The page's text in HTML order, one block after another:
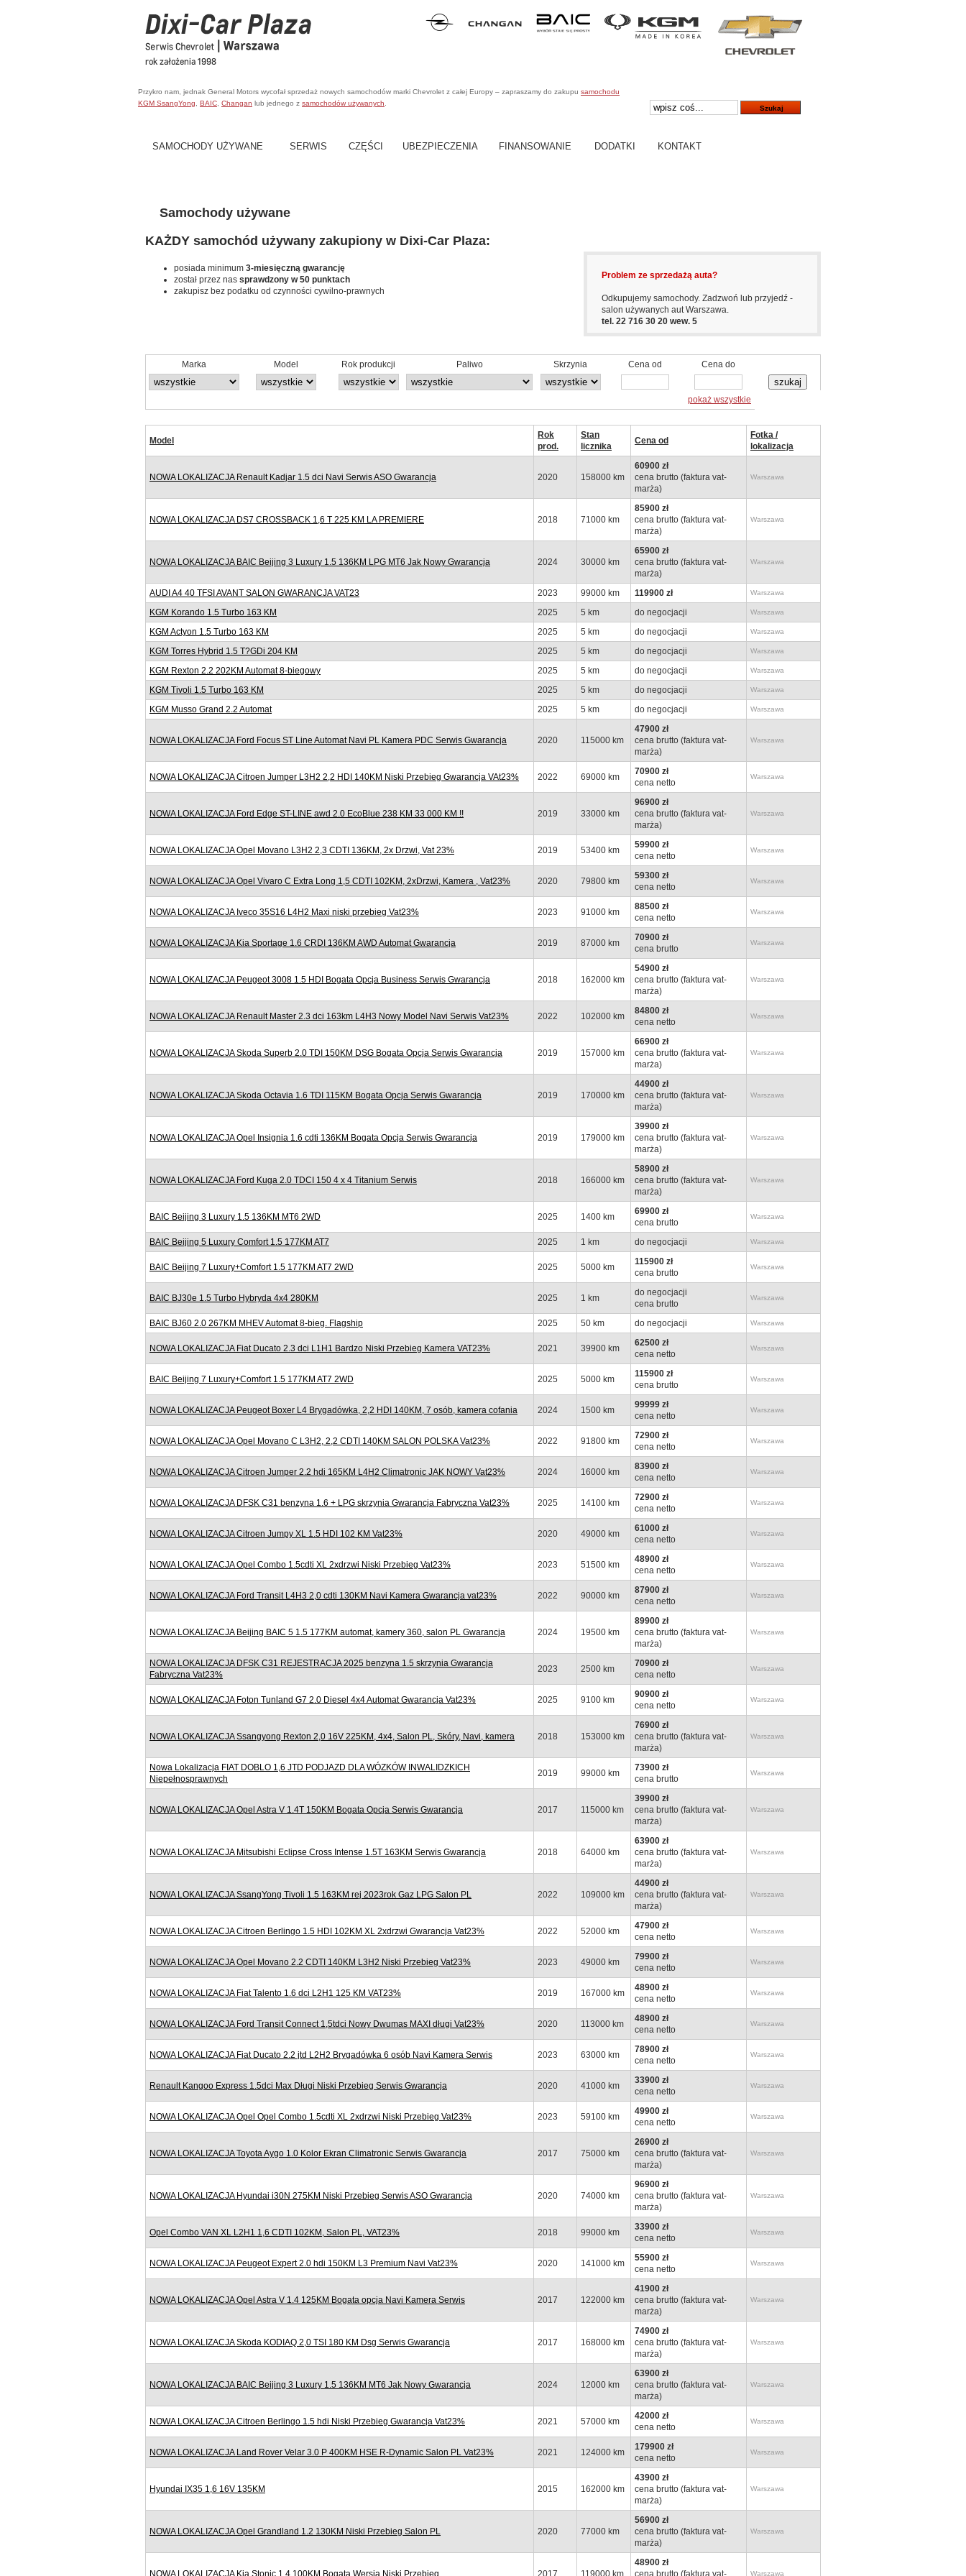
Przykro nam, jednak General Motors wycofał sprzedaż nowych samochodów marki Chevrolet z całej Europy – zapraszamy do zakupu samochodu
KGM SsangYong
BAIC Changan lub jednego z samochodów używanych
SAMOCHODY UŻYWANE SERWIS CZĘŚCI UBEZPIECZENIA FINANSOWANIE DODATKI KONTAKT
Samochody używane
Problem ze sprzedażą auta?
Odkupujemy samochody. Zadzwoń lub przyjedź -
salon używanych aut Warszawa.
tel. 22 716 30 20 wew. 5
KAŻDY samochód używany zakupiony w Dixi-Car Plaza:
posiada minimum 3-miesięczną gwarancję
został przez nas sprawdzony w 50 punktach
zakupisz bez podatku od czynności cywilno-prawnych
Marka Model Rok produkcji Paliwo Skrzynia Cena od Cena do
pokaż wszystkie
Model
Rok
prod.
Stan
licznika
Cena od
Fotka /
lokalizacja
NOWA LOKALIZACJA Renault Kadjar 1.5 dci Navi Serwis ASO Gwarancja 2020 158000 km
60900 zł
cena brutto (faktura vat-
marża)
Warszawa
NOWA LOKALIZACJA DS7 CROSSBACK 1,6 T 225 KM LA PREMIERE 2018 71000 km
85900 zł
cena brutto (faktura vat-
marża)
Warszawa
NOWA LOKALIZACJA BAIC Beijing 3 Luxury 1.5 136KM LPG MT6 Jak Nowy Gwarancja 2024 30000 km
65900 zł
cena brutto (faktura vat-
marża)
Warszawa
AUDI A4 40 TFSI AVANT SALON GWARANCJA VAT23 2023 99000 km 119900 zł Warszawa
KGM Korando 1.5 Turbo 163 KM 2025 5 km do negocjacji Warszawa
KGM Actyon 1.5 Turbo 163 KM 2025 5 km do negocjacji Warszawa
KGM Torres Hybrid 1.5 T?GDi 204 KM 2025 5 km do negocjacji Warszawa
KGM Rexton 2.2 202KM Automat 8-biegowy 2025 5 km do negocjacji Warszawa
KGM Tivoli 1.5 Turbo 163 KM 2025 5 km do negocjacji Warszawa
KGM Musso Grand 2.2 Automat 2025 5 km do negocjacji Warszawa
NOWA LOKALIZACJA Ford Focus ST Line Automat Navi PL Kamera PDC Serwis Gwarancja 2020 115000 km
47900 zł
cena brutto (faktura vat-
marża)
Warszawa
NOWA LOKALIZACJA Citroen Jumper L3H2 2,2 HDI 140KM Niski Przebieg Gwarancja VAt23% 2022 69000 km
70900 zł
cena netto
Warszawa
NOWA LOKALIZACJA Ford Edge ST-LINE awd 2.0 EcoBlue 238 KM 33 000 KM !! 2019 33000 km
96900 zł
cena brutto (faktura vat-
marża)
Warszawa
NOWA LOKALIZACJA Opel Movano L3H2 2,3 CDTI 136KM, 2x Drzwi, Vat 23% 2019 53400 km
59900 zł
cena netto
Warszawa
NOWA LOKALIZACJA Opel Vivaro C Extra Long 1,5 CDTI 102KM, 2xDrzwi, Kamera , Vat23% 2020 79800 km
59300 zł
cena netto
Warszawa
NOWA LOKALIZACJA Iveco 35S16 L4H2 Maxi niski przebieg Vat23% 2023 91000 km
88500 zł
cena netto
Warszawa
NOWA LOKALIZACJA Kia Sportage 1.6 CRDI 136KM AWD Automat Gwarancja 2019 87000 km
70900 zł
cena brutto
Warszawa
NOWA LOKALIZACJA Peugeot 3008 1.5 HDI Bogata Opcja Business Serwis Gwarancja 2018 162000 km
54900 zł
cena brutto (faktura vat-
marża)
Warszawa
NOWA LOKALIZACJA Renault Master 2.3 dci 163km L4H3 Nowy Model Navi Serwis Vat23% 2022 102000 km
84800 zł
cena netto
Warszawa
NOWA LOKALIZACJA Skoda Superb 2.0 TDI 150KM DSG Bogata Opcja Serwis Gwarancja 2019 157000 km
66900 zł
cena brutto (faktura vat-
marża)
Warszawa
NOWA LOKALIZACJA Skoda Octavia 1.6 TDI 115KM Bogata Opcja Serwis Gwarancja 2019 170000 km
44900 zł
cena brutto (faktura vat-
marża)
Warszawa
NOWA LOKALIZACJA Opel Insignia 1.6 cdti 136KM Bogata Opcja Serwis Gwarancja 2019 179000 km
39900 zł
cena brutto (faktura vat-
marża)
Warszawa
NOWA LOKALIZACJA Ford Kuga 2.0 TDCI 150 4 x 4 Titanium Serwis 2018 166000 km
58900 zł
cena brutto (faktura vat-
marża)
Warszawa
BAIC Beijing 3 Luxury 1.5 136KM MT6 2WD 2025 1400 km
69900 zł
cena brutto
Warszawa
BAIC Beijing 5 Luxury Comfort 1.5 177KM AT7 2025 1 km do negocjacji Warszawa
BAIC Beijing 7 Luxury+Comfort 1.5 177KM AT7 2WD 2025 5000 km
115900 zł
cena brutto
Warszawa
BAIC BJ30e 1.5 Turbo Hybryda 4x4 280KM 2025 1 km
do negocjacji
cena brutto
Warszawa
BAIC BJ60 2.0 267KM MHEV Automat 8-bieg. Flagship 2025 50 km do negocjacji Warszawa
NOWA LOKALIZACJA Fiat Ducato 2.3 dci L1H1 Bardzo Niski Przebieg Kamera VAT23% 2021 39900 km
62500 zł
cena netto
Warszawa
BAIC Beijing 7 Luxury+Comfort 1.5 177KM AT7 2WD 2025 5000 km
115900 zł
cena brutto
Warszawa
NOWA LOKALIZACJA Peugeot Boxer L4 Brygadówka, 2,2 HDI 140KM, 7 osób, kamera cofania 2024 1500 km
99999 zł
cena netto
Warszawa
NOWA LOKALIZACJA Opel Movano C L3H2, 2,2 CDTI 140KM SALON POLSKA Vat23% 2022 91800 km
72900 zł
cena netto
Warszawa
NOWA LOKALIZACJA Citroen Jumper 2.2 hdi 165KM L4H2 Climatronic JAK NOWY Vat23% 2024 16000 km
83900 zł
cena netto
Warszawa
NOWA LOKALIZACJA DFSK C31 benzyna 1.6 + LPG skrzynia Gwarancja Fabryczna Vat23% 2025 14100 km
72900 zł
cena netto
Warszawa
NOWA LOKALIZACJA Citroen Jumpy XL 1.5 HDI 102 KM Vat23% 2020 49000 km
61000 zł
cena netto
Warszawa
NOWA LOKALIZACJA Opel Combo 1.5cdti XL 2xdrzwi Niski Przebieg Vat23% 2023 51500 km
48900 zł
cena netto
Warszawa
NOWA LOKALIZACJA Ford Transit L4H3 2,0 cdti 130KM Navi Kamera Gwarancja vat23% 2022 90000 km
87900 zł
cena netto
Warszawa
NOWA LOKALIZACJA Beijing BAIC 5 1.5 177KM automat, kamery 360, salon PL Gwarancja 2024 19500 km
89900 zł
cena brutto (faktura vat-
marża)
Warszawa
NOWA LOKALIZACJA DFSK C31 REJESTRACJA 2025 benzyna 1.5 skrzynia Gwarancja
Fabryczna Vat23%
2023 2500 km
70900 zł
cena netto
Warszawa
NOWA LOKALIZACJA Foton Tunland G7 2.0 Diesel 4x4 Automat Gwarancja Vat23% 2025 9100 km
90900 zł
cena netto
Warszawa
NOWA LOKALIZACJA Ssangyong Rexton 2,0 16V 225KM, 4x4, Salon PL, Skóry, Navi, kamera 2018 153000 km
76900 zł
cena brutto (faktura vat-
marża)
Warszawa
Nowa Lokalizacja FIAT DOBLO 1,6 JTD PODJAZD DLA WÓZKÓW INWALIDZKICH
Niepełnosprawnych
2019 99000 km
73900 zł
cena brutto
Warszawa
NOWA LOKALIZACJA Opel Astra V 1.4T 150KM Bogata Opcja Serwis Gwarancja 2017 115000 km
39900 zł
cena brutto (faktura vat-
marża)
Warszawa
NOWA LOKALIZACJA Mitsubishi Eclipse Cross Intense 1.5T 163KM Serwis Gwarancja 2018 64000 km
63900 zł
cena brutto (faktura vat-
marża)
Warszawa
NOWA LOKALIZACJA SsangYong Tivoli 1.5 163KM rej 2023rok Gaz LPG Salon PL 2022 109000 km
44900 zł
cena brutto (faktura vat-
marża)
Warszawa
NOWA LOKALIZACJA Citroen Berlingo 1.5 HDI 102KM XL 2xdrzwi Gwarancja Vat23% 2022 52000 km
47900 zł
cena netto
Warszawa
NOWA LOKALIZACJA Opel Movano 2.2 CDTI 140KM L3H2 Niski Przebieg Vat23% 2023 49000 km
79900 zł
cena netto
Warszawa
NOWA LOKALIZACJA Fiat Talento 1.6 dci L2H1 125 KM VAT23% 2019 167000 km
48900 zł
cena netto
Warszawa
NOWA LOKALIZACJA Ford Transit Connect 1,5tdci Nowy Dwumas MAXI długi Vat23% 2020 113000 km
48900 zł
cena netto
Warszawa
NOWA LOKALIZACJA Fiat Ducato 2.2 jtd L2H2 Brygadówka 6 osób Navi Kamera Serwis 2023 63000 km
78900 zł
cena netto
Warszawa
Renault Kangoo Express 1.5dci Max Długi Niski Przebieg Serwis Gwarancja 2020 41000 km
33900 zł
cena netto
Warszawa
NOWA LOKALIZACJA Opel Opel Combo 1.5cdti XL 2xdrzwi Niski Przebieg Vat23% 2023 59100 km
49900 zł
cena netto
Warszawa
NOWA LOKALIZACJA Toyota Aygo 1.0 Kolor Ekran Climatronic Serwis Gwarancja 2017 75000 km
26900 zł
cena brutto (faktura vat-
marża)
Warszawa
NOWA LOKALIZACJA Hyundai i30N 275KM Niski Przebieg Serwis ASO Gwarancja 2020 74000 km
96900 zł
cena brutto (faktura vat-
marża)
Warszawa
Opel Combo VAN XL L2H1 1,6 CDTI 102KM, Salon PL, VAT23% 2018 99000 km
33900 zł
cena netto
Warszawa
NOWA LOKALIZACJA Peugeot Expert 2.0 hdi 150KM L3 Premium Navi Vat23% 2020 141000 km
55900 zł
cena netto
Warszawa
NOWA LOKALIZACJA Opel Astra V 1.4 125KM Bogata opcja Navi Kamera Serwis 2017 122000 km
41900 zł
cena brutto (faktura vat-
marża)
Warszawa
NOWA LOKALIZACJA Skoda KODIAQ 2,0 TSI 180 KM Dsg Serwis Gwarancja 2017 168000 km
74900 zł
cena brutto (faktura vat-
marża)
Warszawa
NOWA LOKALIZACJA BAIC Beijing 3 Luxury 1.5 136KM MT6 Jak Nowy Gwarancja 2024 12000 km
63900 zł
cena brutto (faktura vat-
marża)
Warszawa
NOWA LOKALIZACJA Citroen Berlingo 1.5 hdi Niski Przebieg Gwarancja Vat23% 2021 57000 km
42000 zł
cena netto
Warszawa
NOWA LOKALIZACJA Land Rover Velar 3.0 P 400KM HSE R-Dynamic Salon PL Vat23% 2021 124000 km
179900 zł
cena netto
Warszawa
Hyundai IX35 1,6 16V 135KM 2015 162000 km
43900 zł
cena brutto (faktura vat-
marża)
Warszawa
NOWA LOKALIZACJA Opel Grandland 1.2 130KM Niski Przebieg Salon PL 2020 77000 km
56900 zł
cena brutto (faktura vat-
marża)
Warszawa
NOWA LOKALIZACJA Kia Stonic 1.4 100KM Bogata Wersja Niski Przebieg 2017 119000 km
48900 zł
cena brutto (faktura vat-
Warszawa